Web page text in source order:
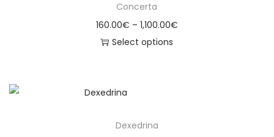
Concerta
160.00€ – 1,100.00€
Select options
Dexedrina